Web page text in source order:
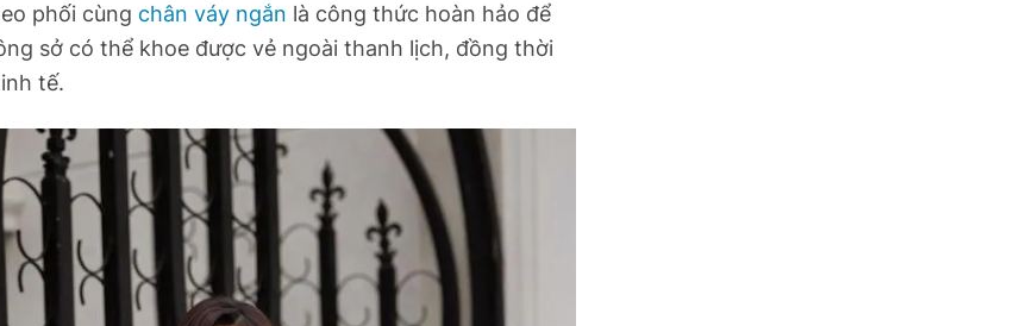
phối cùng chân váy ngắn là công thức hoàn hảo để
sở có thể khoe được vẻ ngoài thanh lịch, đồng thời
tế.